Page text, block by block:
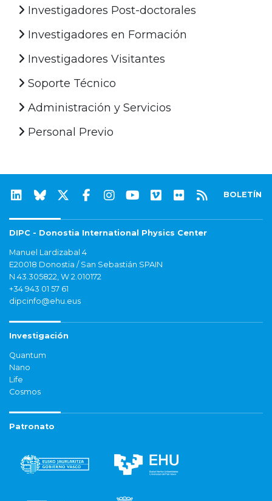
Investigadores Post-doctorales
Investigadores en Formación
Investigadores Visitantes
Soporte Técnico
Administración y Servicios
Personal Previo
BOLETÍN
DIPC - Donostia International Physics Center
Manuel Lardizabal 4
E20018 Donostia / San Sebastián SPAIN
N 43.305822, W 2.010172
+34 943 01 57 61
dipcinfo@ehu.eus
Investigación
Quantum
Nano
Life
Cosmos
Patronato